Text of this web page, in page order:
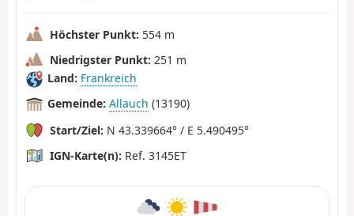
Höchster Punkt: 554 m
Niedrigster Punkt: 251 m
Land: Frankreich
Gemeinde: Allauch (13190)
Start/Ziel: N 43.339664° / E 5.490495°
IGN-Karte(n): Ref. 3145ET